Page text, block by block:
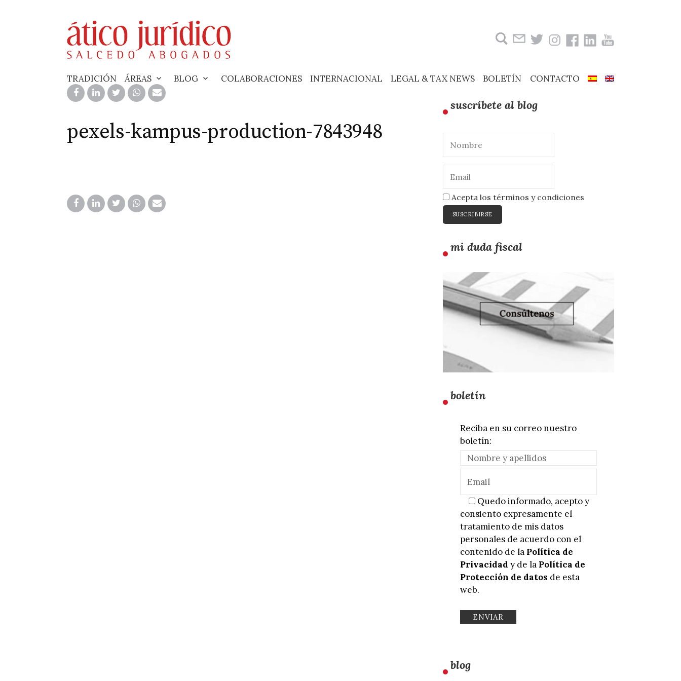
TRADICIÓN ÁREAS BLOG COLABORACIONES INTERNACIONAL LEGAL & TAX NEWS BOLETÍN CONTACTO
pexels-kampus-production-7843948
suscríbete al blog
Acepta los términos y condiciones
mi duda fiscal
boletín
Reciba en su correo nuestro
boletín:
Quedo informado, acepto y
consiento expresamente el
tratamiento de mis datos
personales de acuerdo con el
contenido de la Política de
Privacidad y de la Política de
Protección de datos de esta
web.
blog